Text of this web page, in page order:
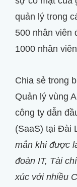
quản lý trong
500 nhân viên
1000 nhân
Chia sẻ trong
Quản lý vùng
công ty dẫn
(SaaS) tại Đài
mắn khi được
đoàn IT, Tài
xúc với nhiều